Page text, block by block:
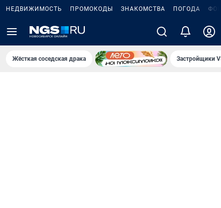
НЕДВИЖИМОСТЬ ПРОМОКОДЫ ЗНАКОМСТВА ПОГОДА
Жёсткая соседская драка Застройщики